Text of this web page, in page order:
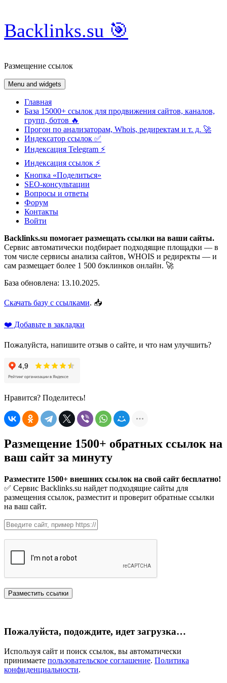
Skip
to
content
Backlinks.su 🎯
Размещение ссылок
Menu and widgets
Главная
База 15000+ ссылок для продвижения сайтов, каналов,
групп, ботов 🔥
Прогон по анализаторам, Whois, редиректам и т. д. 🚀
Индексатор ссылок ✅
Индексация Telegram ⚡️
Индексация ссылок ⚡️
Кнопка «Поделиться»
SEO-консультации
Вопросы и ответы
Форум
Контакты
Войти
Backlinks.su помогает размещать ссылки на ваши сайты.
Сервис автоматически подбирает подходящие площадки — в
том числе сервисы анализа сайтов, WHOIS и редиректы — и
сам размещает более 1 500 бэклинков онлайн. 🚀
База обновлена: 13.10.2025.
Скачать базу с ссылками. 📥
❤️ Добавьте в закладки
Пожалуйста, напишите отзыв о сайте, и что нам улучшить?
Нравится? Поделитесь!
Размещение 1500+ обратных ссылок на
ваш сайт за минуту
Разместите 1500+ внешних ссылок на свой сайт бесплатно!
✅ Сервис Backlinks.su найдет подходящие сайты для
размещения ссылок, разместит и проверит обратные ссылки
на ваш сайт.
Пожалуйста, подождите, идет загрузка…
Используя сайт и поиск ссылок, вы автоматически
принимаете пользовательское соглашение. Политика
конфиденциальности.